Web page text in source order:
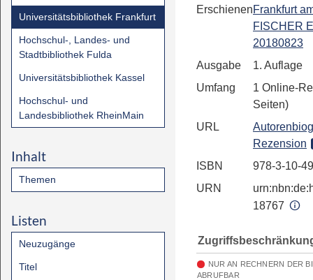
Universitätsbibliothek Frankfurt
Hochschul-, Landes- und
Stadtbibliothek Fulda
Universitätsbibliothek Kassel
Hochschul- und
Landesbibliothek RheinMain
Inhalt
Themen
Listen
Neuzugänge
Titel
ErschienenFrankfurt
FISCHER
20180823
Ausgabe
1. Auflage
Umfang
1 Online-
Seiten)
URL
Rezension
ISBN
978-3-10-
URN
18767
NUR AN RECHNERN DER
ABRUFBAR